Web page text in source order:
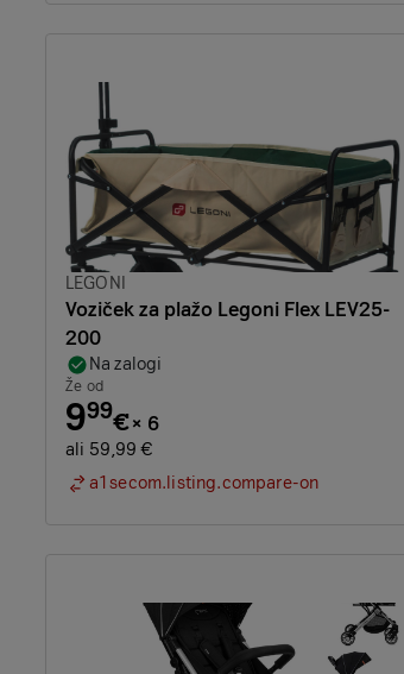
Znamka:
LEGONI
Voziček za plažo Legoni Flex LEV25-
200
Na zalogi
Že od
999€× 6
ali 59,99 €
a1secom.listing.compare-on